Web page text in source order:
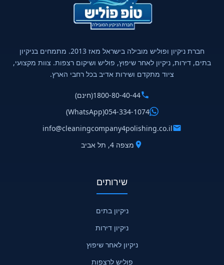
חברת ניקיון ופוליש מובילה בישראל מאז 2013. מתמחים בניקיון
בתים, דירות, ניקיון לאחר שיפוץ, פוליש ושיקום רצפות. צוות מקצועי,
ציוד מתקדם ושירות אדיב בכל רחבי הארץ.
1800-80-40-44(חינם)
054-334-1074
(WhatsApp)
info@cleaningcompany4polishing.co.il
מצפה 4, תל אביב
שירותים
ניקיון בתים
ניקיון דירות
ניקיון לאחר שיפוץ
פוליש לרצפות